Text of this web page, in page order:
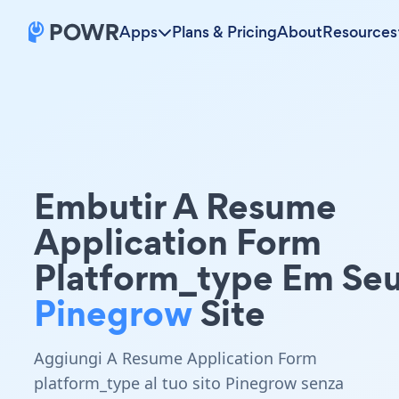
Apps Plans & PricingAboutResources
Embutir A Resume
Application Form
Platform_type Em
PinegrowSite
Aggiungi A Resume Application Form
platform_type al tuo sito Pinegrow senza